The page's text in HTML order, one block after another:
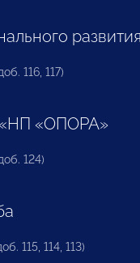
развития
116, 117)
«ОПОРА»
124)
115, 114, 113)